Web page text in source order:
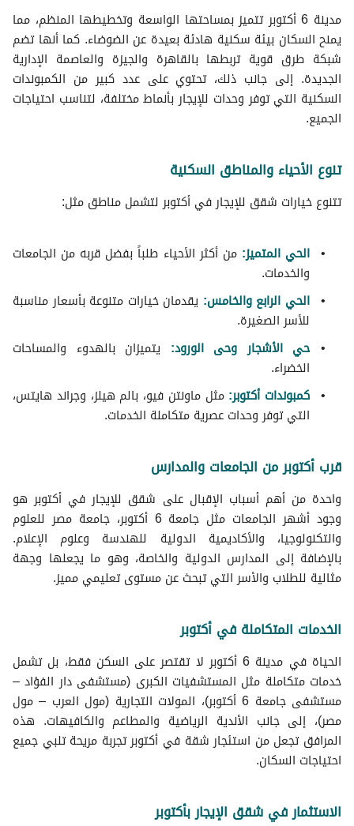
شقق جديدة للايجار ب 1000 جنيه في 6 اكتوبر
شقق للإيجار اليومي في 6 أكتوبر
مدينة 6 أكتوبر تتميز بمساحتها الواسعة وتخطيطها المنظم، مما
يمنح السكان بيئة سكنية هادئة بعيدة عن الضوضاء. كما أنها تضم
شبكة طرق قوية تربطها بالقاهرة والجيزة والعاصمة الإدارية
الجديدة. إلى جانب ذلك، تحتوي على عدد كبير من الكمبوندات
السكنية التي توفر وحدات للإيجار بأنماط مختلفة، لتناسب احتياجات
الجميع.
تنوع الأحياء والمناطق السكنية
تتنوع خيارات شقق للإيجار في أكتوبر لتشمل مناطق مثل:
الحي المتميز: من أكثر الأحياء طلباً بفضل قربه من الجامعات
والخدمات.
الحي الرابع والخامس: يقدمان خيارات متنوعة بأسعار مناسبة
للأسر الصغيرة.
حي الأشجار وحى الورود: يتميزان بالهدوء والمساحات
الخضراء.
كمبوندات أكتوبر: مثل ماونتن فيو، بالم هيلز، وجراند هايتس،
التي توفر وحدات عصرية متكاملة الخدمات.
قرب أكتوبر من الجامعات والمدارس
واحدة من أهم أسباب الإقبال على شقق للإيجار في أكتوبر هو
وجود أشهر الجامعات مثل جامعة 6 أكتوبر، جامعة مصر للعلوم
والتكنولوجيا، والأكاديمية الدولية للهندسة وعلوم الإعلام.
بالإضافة إلى المدارس الدولية والخاصة، وهو ما يجعلها وجهة
مثالية للطلاب والأسر التي تبحث عن مستوى تعليمي مميز.
الخدمات المتكاملة في أكتوبر
الحياة في مدينة 6 أكتوبر لا تقتصر على السكن فقط، بل تشمل
خدمات متكاملة مثل المستشفيات الكبرى (مستشفى دار الفؤاد –
مستشفى جامعة 6 أكتوبر)، المولات التجارية (مول العرب – مول
مصر)، إلى جانب الأندية الرياضية والمطاعم والكافيهات. هذه
المرافق تجعل من استئجار شقة في أكتوبر تجربة مريحة تلبي جميع
احتياجات السكان.
الاستثمار في شقق الإيجار بأكتوبر